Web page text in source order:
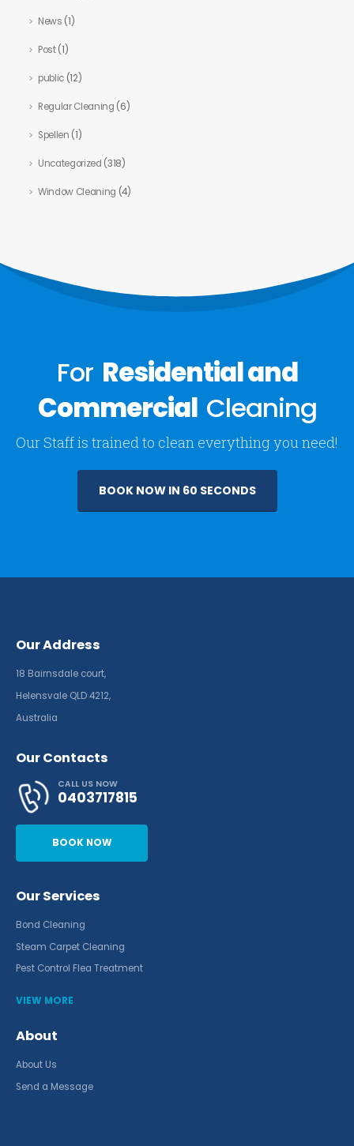
News (1)
Post(1)
public(12)
Regular Cleaning (6)
Spellen (1)
Uncategorized (318)
Window Cleaning (4)
For Residential and
Commercial Cleaning
Our Staff is trained to clean everything you need!
BOOK NOW IN 60 SECONDS
Our Address
18 Bairnsdale court,
Helensvale QLD 4212,
Australia
Our Contacts
CALL US NOW
0403717815
BOOK NOW
Our Services
Bond Cleaning
Steam Carpet Cleaning
Pest Control Flea Treatment
VIEW MORE
About
About Us
Send a Message